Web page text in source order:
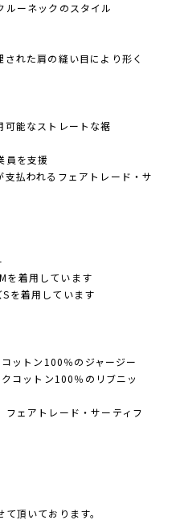
ルーネックのスタイル
れた肩の縫い目により形く
可能なストレートな裾
員を支援
払われるフェアトレード・サ
を着用しています
を着用しています
ットン100％のジャージー
コットン100％のリブニッ
ェアトレード・サーティフ
頂いております。